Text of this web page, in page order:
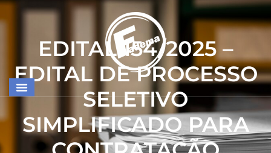
EDITAL 154/2025 –
EDITAL DE PROCESSO
SELETIVO
SIMPLIFICADO PARA